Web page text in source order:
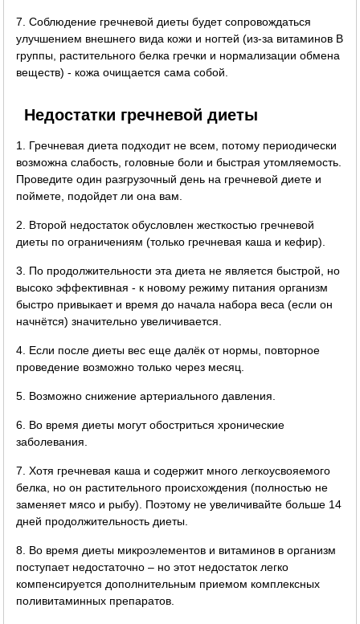
7. Соблюдение гречневой диеты будет сопровождаться
улучшением внешнего вида кожи и ногтей (из-за витаминов B
группы, растительного белка гречки и нормализации обмена
веществ) - кожа очищается сама собой.
Недостатки гречневой диеты
1. Гречневая диета подходит не всем, потому периодически
возможна слабость, головные боли и быстрая утомляемость.
Проведите один разгрузочный день на гречневой диете и
поймете, подойдет ли она вам.
2. Второй недостаток обусловлен жесткостью гречневой
диеты по ограничениям (только гречневая каша и кефир).
3. По продолжительности эта диета не является быстрой, но
высоко эффективная - к новому режиму питания организм
быстро привыкает и время до начала набора веса (если он
начнётся) значительно увеличивается.
4. Если после диеты вес еще далёк от нормы, повторное
проведение возможно только через месяц.
5. Возможно снижение артериального давления.
6. Во время диеты могут обостриться хронические
заболевания.
7. Хотя гречневая каша и содержит много легкоусвояемого
белка, но он растительного происхождения (полностью не
заменяет мясо и рыбу). Поэтому не увеличивайте больше 14
дней продолжительность диеты.
8. Во время диеты микроэлементов и витаминов в организм
поступает недостаточно – но этот недостаток легко
компенсируется дополнительным приемом комплексных
поливитаминных препаратов.